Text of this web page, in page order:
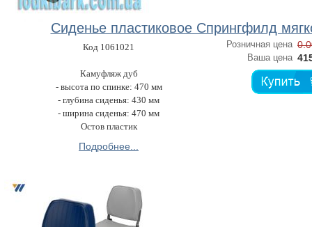
Сиденье пластиковое Спрингфилд
Код 1061021
Камуфляж дуб
- высота по спинке: 470 мм
- глубина сиденья: 430 мм
- ширина сиденья: 470 мм
Остов пластик
Подробнее...
Розничная цена
Ваша цена